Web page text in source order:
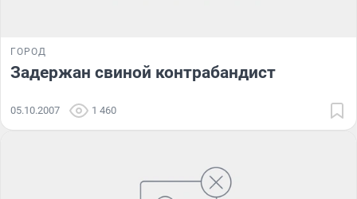
ГОРОД
Задержан свиной контрабандист
05.10.2007 1 460